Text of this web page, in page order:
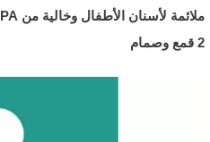
ملائمة لأسنان الأطفال وخالية من BPA
2 قمع وصمام